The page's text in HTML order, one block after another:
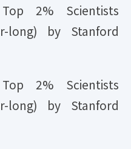
2% Scientists
long) by Stanford
2% Scientists
long) by Stanford